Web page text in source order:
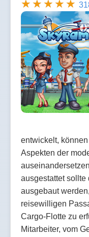
entwickelt,
Aspekten der
ausgestattet sollte
ausgebaut
reisewilligen
Cargo-Flotte zu
Mitarbeiter, vom